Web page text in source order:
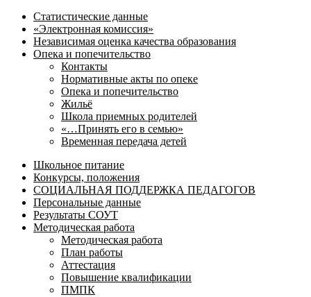
Статистические данные
«Электронная комиссия»
Независимая оценка качества образования
Опека и попечительство
Контакты
Нормативные акты по опеке
Опека и попечительство
Жильё
Школа приемных родителей
«…Принять его в семью»
Временная передача детей
Школьное питание
Конкурсы, положения
СОЦИАЛЬНАЯ ПОДДЕРЖКА ПЕДАГОГОВ
Персональные данные
Результаты СОУТ
Методическая работа
Методическая работа
План работы
Аттестация
Повышение квалификации
ПМПК